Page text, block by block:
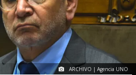
ARCHIVO | Agencia UNO